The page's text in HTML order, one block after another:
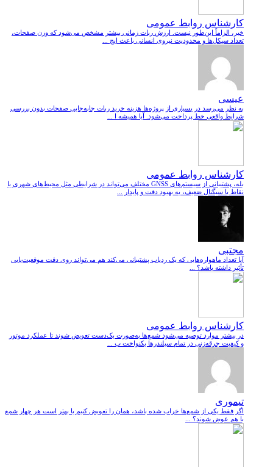
کارشناس روابط عمومی
خیر، الزاماً این‌طور نیست. ارزش ربات زمانی بیشتر مشخص می‌شود که وزن صفحات،
تعداد سیکل‌ها و محدودیت نیروی انسانی باعث ایج ...
عیسی
به نظر می‌رسد در بسیاری از پروژه‌ها هزینه خرید ربات جابه‌جایی صفحات بدون بررسی
شرایط واقعی خط پرداخت می‌شود. آیا همیشه ا ...
کارشناس روابط عمومی
بله، پشتیبانی از سیستم‌های GNSS مختلف می‌تواند در شرایطی مثل محیط‌های شهری یا
نقاط با سیگنال ضعیف، به بهبود دقت و پایدار ...
مجتبی
آیا تعداد ماهواره‌هایی که یک ردیاب پشتیبانی می‌کند هم می‌تواند روی دقت موقعیت‌یابی
تأثیر داشته باشد؟ ...
کارشناس روابط عمومی
در بیشتر موارد توصیه می‌شود شمع‌ها به‌صورت یک‌دست تعویض شوند تا عملکرد موتور
و کیفیت جرقه‌زنی در تمام سیلندرها یکنواخت ب ...
تیموری
اگر فقط یکی از شمع‌ها خراب شده باشد، همان را تعویض کنیم یا بهتر است هر چهار شمع
با هم عوض شوند؟ ...